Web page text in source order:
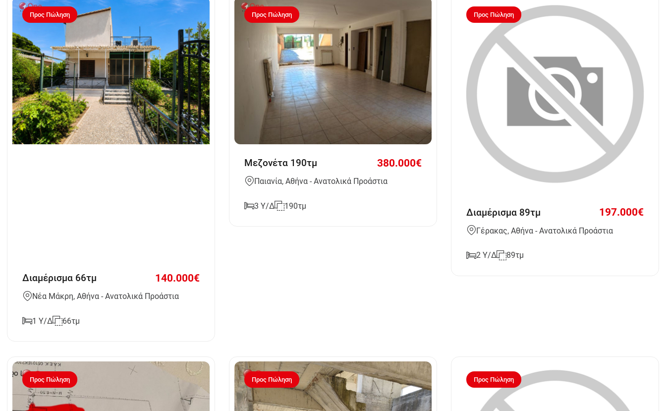
Προς Πώληση
Διαμέρισμα 66τμ 140.000€
Νέα Μάκρη, Αθήνα - Ανατολικά Προάστια
1 Υ/Δ 66τμ
Προς Πώληση
Μεζονέτα 190τμ 380.000€
Παιανία, Αθήνα - Ανατολικά Προάστια
3 Υ/Δ 190τμ
Προς Πώληση
Διαμέρισμα 89τμ 197.000€
Γέρακας, Αθήνα - Ανατολικά Προάστια
2 Υ/Δ 89τμ
Προς Πώληση Προς Πώληση Προς Πώληση